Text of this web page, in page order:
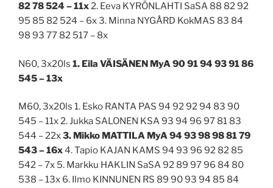
82 78 524 – 11x2. Eeva KYRÖNLAHTI SaSA 88 82 92
95 85 82 524 – 6x 3. Minna NYGÅRD KokMAS 83 84
98 93 77 82 517 – 8x
N60, 3x20ls 1. Eila VÄISÄNEN MyA 90 91 94 93 91 86
545 – 13x
M60, 3x20ls 1. Esko RANTA PAS 94 92 92 94 83 90
545 – 11x 2. Jukka SALONEN KSA 93 94 96 97 81 83
544 – 22x3. Mikko MATTILA MyA 94 93 98 98 81 79
543 – 16x4. Tapio KAJAN KAMS 94 93 96 92 82 85
542 – 7x 5. Markku HAKLIN SaSA 92 89 97 96 84 80
538 – 13x 6. Ilmo KINNUNEN RS 89 90 93 94 85 84